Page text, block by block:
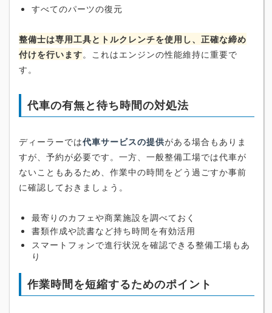
すべてのパーツの復元
整備士は専用工具とトルクレンチを使用し、正確な締め
付けを行います。これはエンジンの性能維持に重要で
す。
代車の有無と待ち時間の対処法
ディーラーでは代車サービスの提供がある場合もありま
すが、予約が必要です。一方、一般整備工場では代車が
ないこともあるため、作業中の時間をどう過ごすか事前
に確認しておきましょう。
最寄りのカフェや商業施設を調べておく
書類作成や読書など持ち時間を有効活用
スマートフォンで進行状況を確認できる整備工場もあ
り
作業時間を短縮するためのポイント